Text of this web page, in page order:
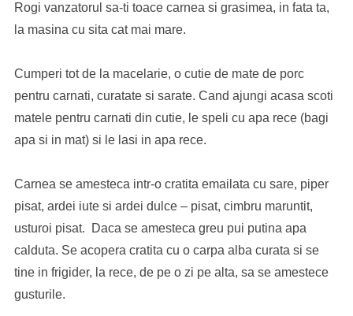
Rogi vanzatorul sa-ti toace carnea si grasimea, in fata ta,
la masina cu sita cat mai mare.
Cumperi tot de la macelarie, o cutie de mate de porc
pentru carnati, curatate si sarate. Cand ajungi acasa scoti
matele pentru carnati din cutie, le speli cu apa rece (bagi
apa si in mat) si le lasi in apa rece.
Carnea se amesteca intr-o cratita emailata cu sare, piper
pisat, ardei iute si ardei dulce – pisat, cimbru maruntit,
usturoi pisat. Daca se amesteca greu pui putina apa
calduta. Se acopera cratita cu o carpa alba curata si se
tine in frigider, la rece, de pe o zi pe alta, sa se amestece
gusturile.